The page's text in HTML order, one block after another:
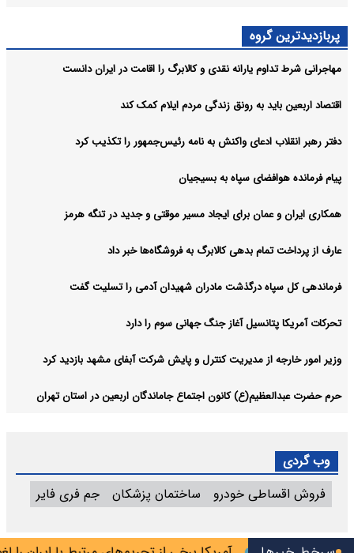
پربازدیدترین گروه
مهاجرانی شرط تداوم یارانه نقدی و کالابرگ را اقامت در ایران دانست
اقتصاد اربعین باید به رونق زندگی مردم ایلام کمک کند
دفتر رهبر انقلاب ادعای واکنش به نامه رئیس‌جمهور را تکذیب کرد
پیام فرمانده هوافضای سپاه به بسیجیان
همکاری ایران و عمان برای ایجاد مسیر موقتی و جدید در تنگه هرمز
عارف از پرداخت تمام بدهی کالابرگ به فروشگاه‌ها خبر داد
فرماندهی کل سپاه درگذشت مادران شهیدان آدمی را تسلیت گفت
تحرکات آمریکا پتانسیل آغاز جنگ جهانی سوم را دارد
وزیر امور خارجه از مدیریت کنترل و پایش شرکت آبفای مشهد بازدید کرد
حرم حضرت عبدالعظیم(ع) کانون اجتماع جاماندگان اربعین در استان تهران
وب گردی
فروش اقساطی خودرو
ساختمان پزشکان جم فری فایر